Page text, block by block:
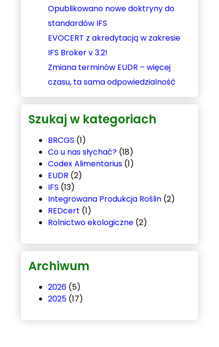
Opublikowano nowe doktryny do
standardów IFS
EVOCERT z akredytacją w zakresie
IFS Broker v 3.2!
Zmiana terminów EUDR – więcej
czasu, ta sama odpowiedzialność
Szukaj w kategoriach
BRCGS (1)
Co u nas słychać?(18)
Codex Alimentarius(1)
EUDR (2)
IFS (13)
Integrowana Produkcja Roślin(2)
REDcert (1)
Rolnictwo ekologiczne(2)
Archiwum
2026(5)
2025(17)